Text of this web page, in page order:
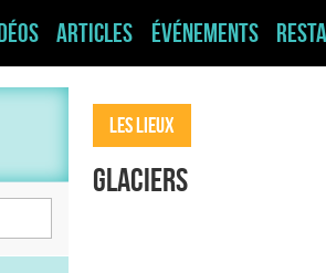
Articles Événements
Les Lieux
Glaciers